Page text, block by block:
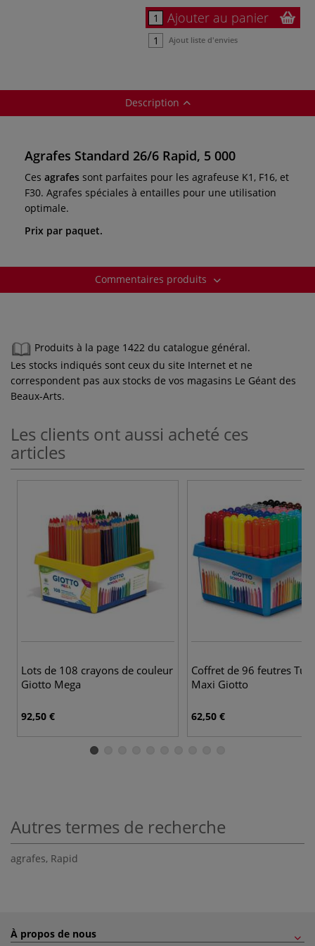
Ajouter au panier
Ajout liste d'envies
Description
Agrafes Standard 26/6 Rapid, 5 000
Ces agrafes sont parfaites pour les agrafeuse K1, F16, et
F30. Agrafes spéciales à entailles pour une utilisation
optimale.
Prix par paquet.
Commentaires produits
Produits à la page 1422 du catalogue général.
Les stocks indiqués sont ceux du site Internet et ne
correspondent pas aux stocks de vos magasins Le Géant des
Beaux-Arts.
Les clients ont aussi acheté ces
articles
Lots de 108 crayons de couleur
Giotto Mega
92,50 €
Coffret de 96 feutres
Maxi Giotto
62,50 €
Autres termes de recherche
agrafes, Rapid
À propos de nous